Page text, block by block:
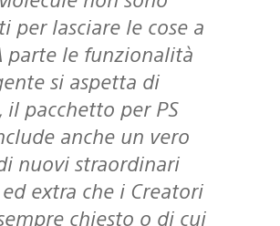
per lasciare le cose a
parte le funzionalità
si aspetta di
il pacchetto per PS
anche un vero
nuovi straordinari
extra che i Creatori
chiesto o di cui